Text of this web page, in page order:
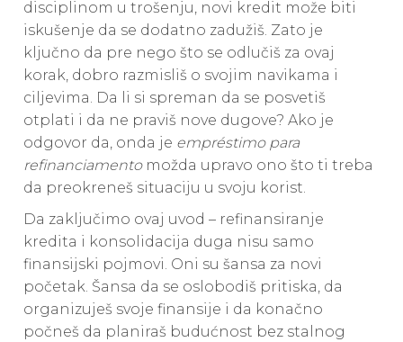
disciplinom u trošenju, novi kredit može biti
iskušenje da se dodatno zadužiš. Zato je
ključno da pre nego što se odlučiš za ovaj
korak, dobro razmisliš o svojim navikama i
ciljevima. Da li si spreman da se posvetiš
otplati i da ne praviš nove dugove? Ako je
odgovor da, onda je empréstimo para
refinanciamentomožda upravo ono što ti treba
da preokreneš situaciju u svoju korist.
Da zaključimo ovaj uvod – refinansiranje
kredita i konsolidacija duga nisu samo
finansijski pojmovi. Oni su šansa za novi
početak. Šansa da se oslobodiš pritiska, da
organizuješ svoje finansije i da konačno
počneš da planiraš budućnost bez stalnog